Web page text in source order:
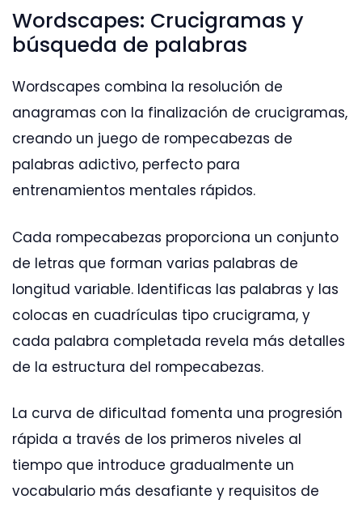
Wordscapes: Crucigramas y
búsqueda de palabras
Wordscapes combina la resolución de
anagramas con la finalización de crucigramas,
creando un juego de rompecabezas de
palabras adictivo, perfecto para
entrenamientos mentales rápidos.
Cada rompecabezas proporciona un conjunto
de letras que forman varias palabras de
longitud variable. Identificas las palabras y las
colocas en cuadrículas tipo crucigrama, y
cada palabra completada revela más detalles
de la estructura del rompecabezas.
La curva de dificultad fomenta una progresión
rápida a través de los primeros niveles al
tiempo que introduce gradualmente un
vocabulario más desafiante y requisitos de